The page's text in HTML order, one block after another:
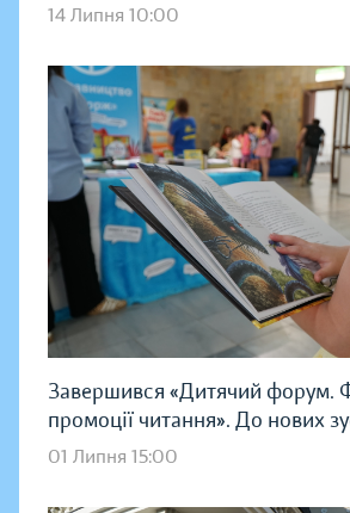
14 Липня 10:00
Завершився «Дитячий форум.
промоції читання». До нових
01 Липня 15:00